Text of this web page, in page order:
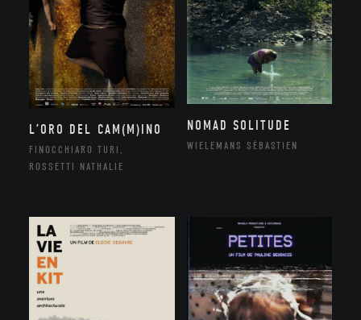
L’ORO DEL CAM(M)INO
FINOCCHIARO TURI,
ROSSETTI NATHALIE
NOMAD SOLITUDE
WIELEMANS SÉBASTIEN